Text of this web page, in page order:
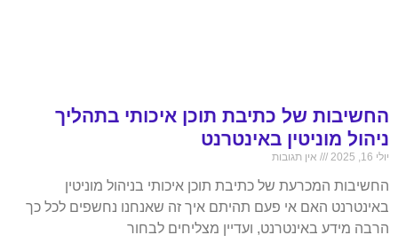
החשיבות של כתיבת תוכן איכותי בתהליך
ניהול מוניטין באינטרנט
יולי 16, 2025 אין תגובות
החשיבות המכרעת של כתיבת תוכן איכותי בניהול מוניטין
באינטרנט האם אי פעם תהיתם איך זה שאנחנו נחשפים לכל כך
הרבה מידע באינטרנט, ועדיין מצליחים לבחור